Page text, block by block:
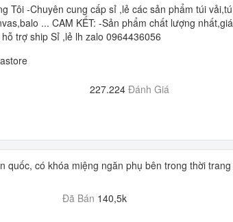
Tôi -Chuyên cung cấp sỉ ,lẻ các sản phẩm túi
... CAM KẾT: -Sản phẩm chất lượng
trợ ship Sỉ ,lẻ lh zalo 0964436056
227.224 Đánh Giá
quốc, có khóa miệng ngăn phụ bên trong thời trang
Đã Bán 140,5k